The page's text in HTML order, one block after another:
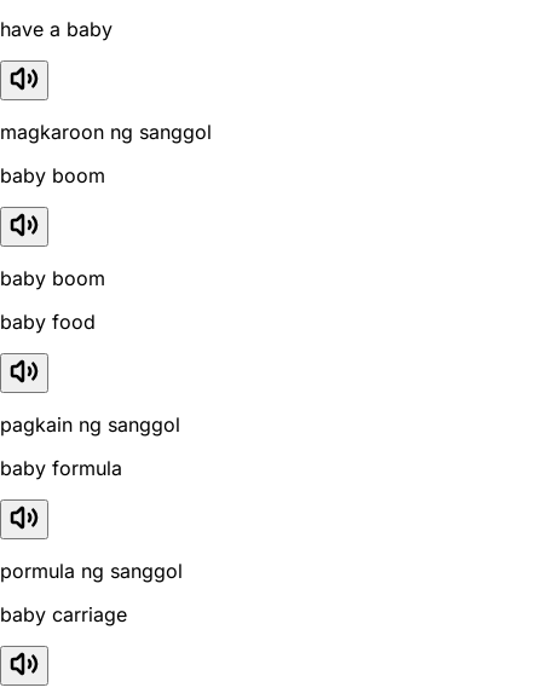
have a baby
magkaroon ng sanggol
baby boom
baby boom
baby food
pagkain ng sanggol
baby formula
pormula ng sanggol
baby carriage